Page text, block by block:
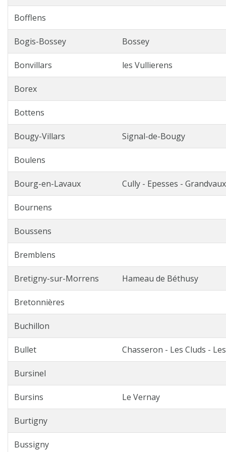
Bofflens
Bogis-Bossey Bossey
Bonvillars les Vullierens
Borex
Bottens
Bougy-Villars Signal-de-Bougy
Boulens
Bourg-en-Lavaux Cully - Epesses -
Bournens
Boussens
Bremblens
Bretigny-sur-Morrens Hameau de Béthusy
Bretonnières
Buchillon
Bullet Chasseron - Les Cluds -
Bursinel
Bursins Le Vernay
Burtigny
Bussigny